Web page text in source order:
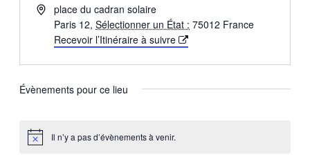
Adresseplace du cadran solaire
Paris 12, Sélectionner un État : 75012 France
Recevoir l’Itinéraire à suivre
Évènements pour ce lieu
Notice Il n’y a pas d’évènements à venir.